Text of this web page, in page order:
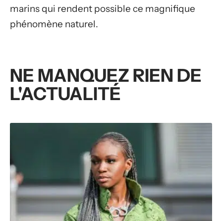
marins qui rendent possible ce magnifique
phénomène naturel.
NE MANQUEZ RIEN DE
L'ACTUALITÉ